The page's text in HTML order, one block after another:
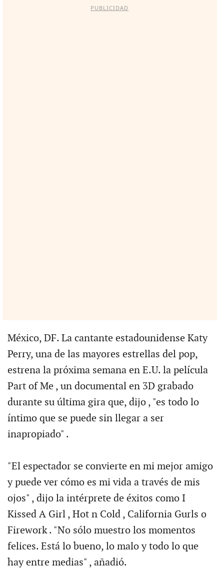
PUBLICIDAD
México, DF. La cantante estadounidense Katy
Perry, una de las mayores estrellas del pop,
estrena la próxima semana en E.U. la película
Part of Me , un documental en 3D grabado
durante su última gira que, dijo , "es todo lo
íntimo que se puede sin llegar a ser
inapropiado" .
"El espectador se convierte en mi mejor amigo
y puede ver cómo es mi vida a través de mis
ojos" , dijo la intérprete de éxitos como I
Kissed A Girl , Hot n Cold , California Gurls o
Firework . "No sólo muestro los momentos
felices. Está lo bueno, lo malo y todo lo que
hay entre medias" , añadió.